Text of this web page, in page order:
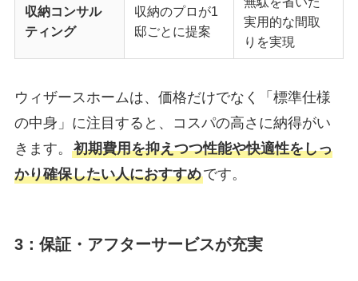
収納コンサル
ティング
収納のプロが1
邸ごとに提案
実用的な間取
りを実現
ウィザースホームは、価格だけでなく「標準仕様
の中身」に注目すると、コスパの高さに納得がい
きます。 初期費用を抑えつつ性能や快適性をしっ
かり確保したい人におすすめです。
3：保証・アフターサービスが充実